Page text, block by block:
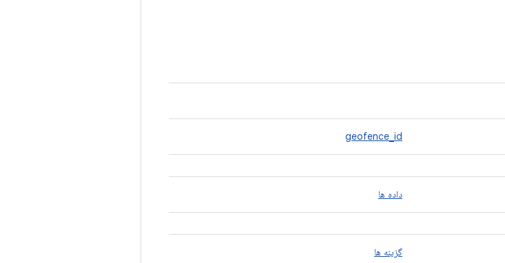
geofence_id
داده ها
گزینه ها